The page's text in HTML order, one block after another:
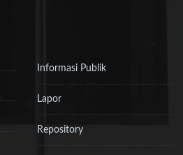
Informasi Publik
Lapor
Repository